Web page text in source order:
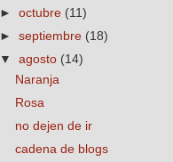
►octubre (11)
►septiembre (18)
▼agosto (14)
Naranja
Rosa
no dejen de ir
cadena de blogs